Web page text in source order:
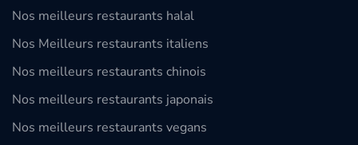
Nos meilleurs restaurants halal
Nos Meilleurs restaurants italiens
Nos meilleurs restaurants chinois
Nos meilleurs restaurants japonais
Nos meilleurs restaurants vegans